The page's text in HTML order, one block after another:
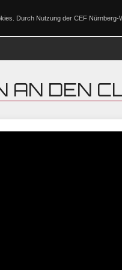
Durch Nutzung der CEF Nürnberg-
AN DEN